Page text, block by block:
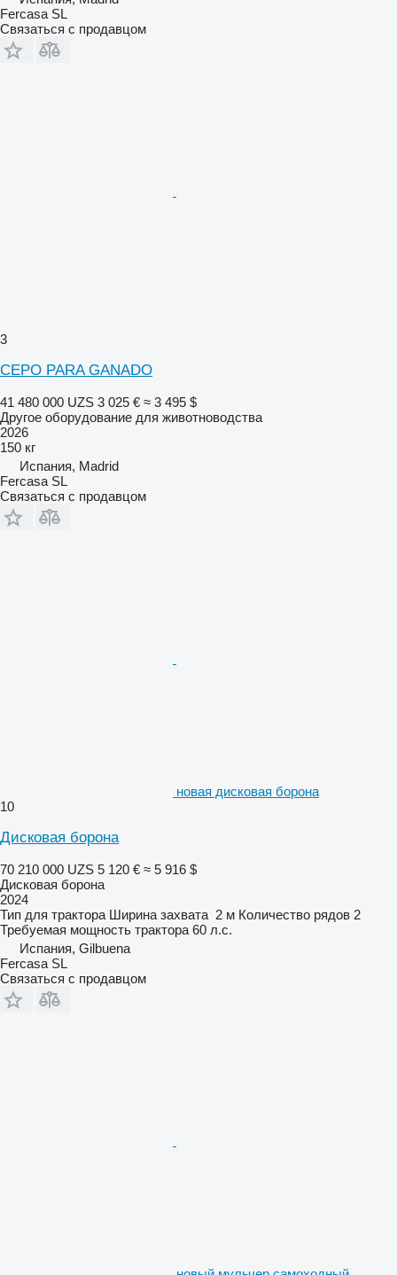
Fercasa SL
Связаться с продавцом
3
CEPO PARA GANADO
41 480 000 UZS 3 025 € ≈ 3 495 $
Другое оборудование для животноводства
2026
150 кг
Испания, Madrid
Fercasa SL
Связаться с продавцом
новая дисковая борона
10
Дисковая борона
70 210 000 UZS 5 120 € ≈ 5 916 $
Дисковая борона
2024
Тип для трактора Ширина захвата 2 м Количество рядов 2
Требуемая мощность трактора 60 л.с.
Испания, Gilbuena
Fercasa SL
Связаться с продавцом